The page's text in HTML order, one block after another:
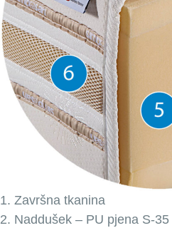
1. Završna tkanina
2. Naddušek – PU pjena S-35